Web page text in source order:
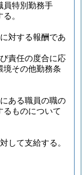
員特別勤務手
。
対する報酬であ
責任の度合に応
境その他勤務条
ある職員の職の
るものについて
して支給する。